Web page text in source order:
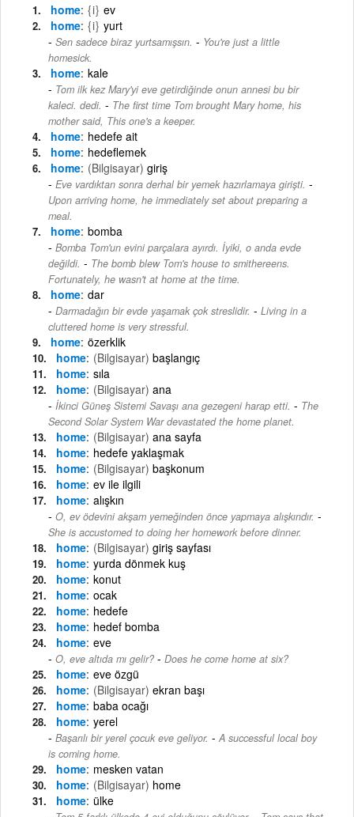
home {i} ev
home {i} yurt
Sen sadece biraz yurtsamışsın. - You're just a little
homesick.
home kale
Tom ilk kez Mary'yi eve getirdiğinde onun annesi bu bir
kaleci. dedi. - The first time Tom brought Mary home, his
mother said, This one's a keeper.
home hedefe ait
home hedeflemek
home (Bilgisayar) giriş
Eve vardıktan sonra derhal bir yemek hazırlamaya girişti. -
Upon arriving home, he immediately set about preparing a
meal.
home bomba
Bomba Tom'un evini parçalara ayırdı. İyiki, o anda evde
değildi. - The bomb blew Tom's house to smithereens.
Fortunately, he wasn't at home at the time.
home dar
Darmadağın bir evde yaşamak çok streslidir. - Living in a
cluttered home is very stressful.
home özerklik
home (Bilgisayar) başlangıç
home sıla
home (Bilgisayar) ana
İkinci Güneş Sistemi Savaşı ana gezegeni harap etti. - The
Second Solar System War devastated the home planet.
home (Bilgisayar) ana sayfa
home hedefe yaklaşmak
home (Bilgisayar) başkonum
home ev ile ilgili
home alışkın
O, ev ödevini akşam yemeğinden önce yapmaya alışkındır. -
She is accustomed to doing her homework before dinner.
home (Bilgisayar) giriş sayfası
home yurda dönmek kuş
home konut
home ocak
home hedefe
home hedef bomba
home eve
O, eve altıda mı gelir? - Does he come home at six?
home eve özgü
home (Bilgisayar) ekran başı
home baba ocağı
home yerel
Başarılı bir yerel çocuk eve geliyor. - A successful local boy
is coming home.
home mesken vatan
home (Bilgisayar) home
home ülke